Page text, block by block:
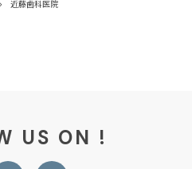
近藤歯科医院
US ON !